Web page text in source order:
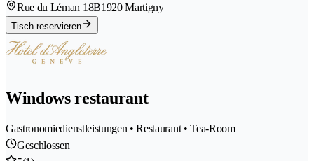
Rue du Léman 18B1920 Martigny
Tisch reservieren
Windows restaurant
Gastronomiedienstleistungen • Restaurant • Tea-Room
Geschlossen